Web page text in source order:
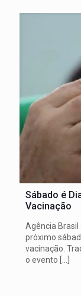
Sábado é
Vacinação
Agência Brasil
próximo
vacinação.
o evento […]